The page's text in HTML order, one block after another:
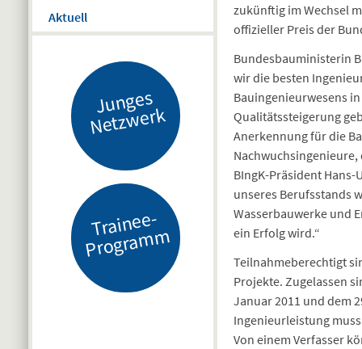
Aktuell
J
u
n
g
es
N
etz
w
er
k
Tr
ai
n
e
e-
Pr
o
gr
a
m
m
zukünftig im Wechsel
offizieller Preis der
Bundesbauministerin
wir die besten
Bauingenieurwesens
Qualitätssteigerung
Anerkennung für die
BIngK-Präsident
unseres Berufsstands
Wasserbauwerke und
ein Erfolg wird.“
Teilnahmeberechtigt
Projekte. Zugelassen
Januar 2011 und dem
Ingenieurleistung
Von einem Verfasser